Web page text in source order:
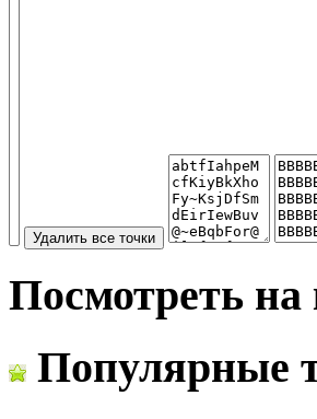
Посмотреть на
Популярные